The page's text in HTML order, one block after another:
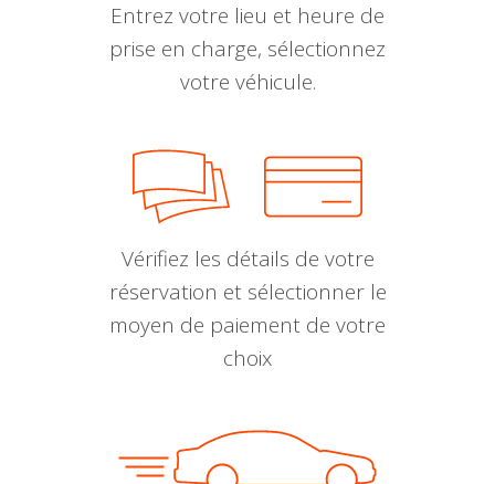
Entrez votre lieu et heure de
prise en charge, sélectionnez
votre véhicule.
Vérifiez les détails de votre
réservation et sélectionner le
moyen de paiement de votre
choix